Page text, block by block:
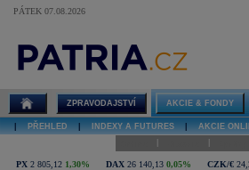
PÁTEK 07.08.2026
3xS PCO/RBI
open online
ZPRAVODAJSTVÍ AKCIE & FONDY
PŘEHLED INDEXY A FUTURES AKCIE
PX 2 805,12 1,30% DAX 26 140,13 0,05% CZK/€